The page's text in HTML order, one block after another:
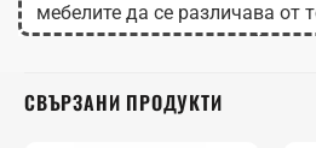
мебелите да се различава от
в зависимост от настройките
СВЪРЗАНИ ПРОДУКТИ